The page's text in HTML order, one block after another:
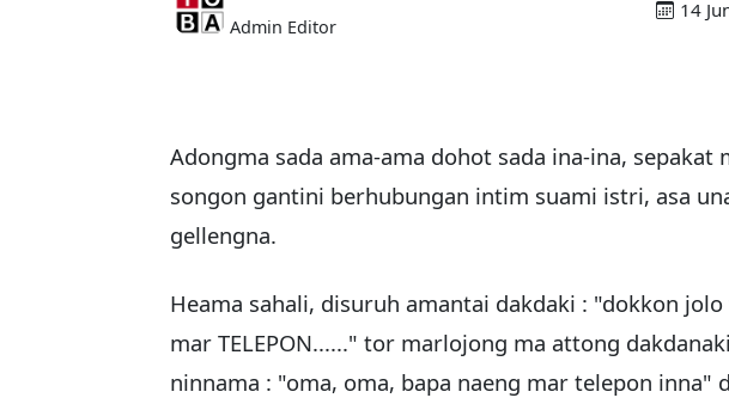
Admin Editor
14
Adongma sada ama-ama dohot sada ina-ina, sepakat
songon gantini berhubungan intim suami istri, asa
gellengna.
Heama sahali, disuruh amantai dakdaki : "dokkon
mar TELEPON......" tor marlojong ma attong
ninnama : "oma, oma, bapa naeng mar telepon inna"